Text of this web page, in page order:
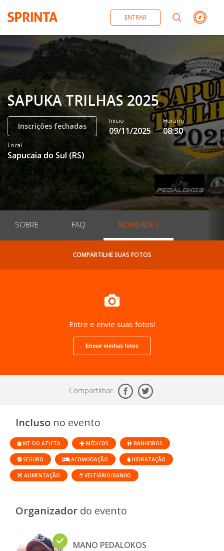
ENTRAR
SAPUKA TRILHAS 2025
Inscrições fechadas
Início
09/11/2025
Horário
08:30
Local
Sapucaia do Sul (RS)
SOBRE FAQ NOVIDADES
COMPARTILHE SUAS FOTOS
Entre e envie suas fotos!
Enviar minhas fotos
Compartilhar
Incluso no evento
KIT DO ATLETA MÉDICOS BANHEIROS
SEGURO ACOMODAÇÃO HIDRATAÇÃO
ALIMENTAÇÃO VESTIÁRIO/BANHO
Organizador do evento
MANO PEDALOKOS